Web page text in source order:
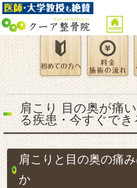
肩こり 目の奥が痛
る疾患・今すぐで
肩こりと目の奥の痛
か